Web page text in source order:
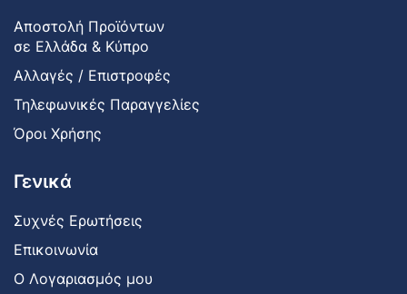
Αποστολή Προϊόντων
σε Ελλάδα & Κύπρο
Αλλαγές / Επιστροφές
Τηλεφωνικές Παραγγελίες
Όροι Χρήσης
Γενικά
Συχνές Ερωτήσεις
Επικοινωνία
Ο Λογαριασμός μου